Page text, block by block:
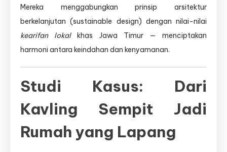
Mereka menggabungkan prinsip arsitektur
berkelanjutan (sustainable design) dengan nilai-nilai
kearifan lokalkhas Jawa Timur — menciptakan
harmoni antara keindahan dan kenyamanan.
Studi Kasus: Dari
Kavling Sempit Jadi
Rumah yang Lapang